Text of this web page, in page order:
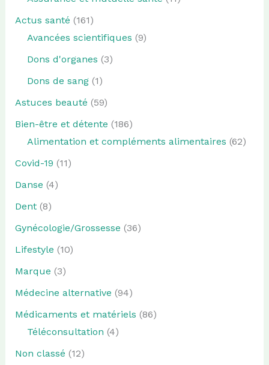
Actus santé (161)
Avancées scientifiques (9)
Dons d'organes (3)
Dons de sang(1)
Astuces beauté (59)
Bien-être et détente (186)
Alimentation et compléments alimentaires (62)
Covid-19 (11)
Danse (4)
Dent(8)
Gynécologie/Grossesse (36)
Lifestyle (10)
Marque (3)
Médecine alternative (94)
Médicaments et matériels (86)
Téléconsultation (4)
Non classé (12)